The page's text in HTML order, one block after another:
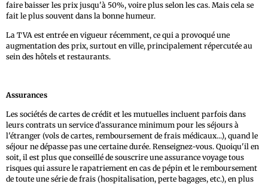
faire baisser les prix jusqu'à 50%, voire plus selon les cas. Mais cela se
fait le plus souvent dans la bonne humeur.
La TVA est entrée en vigueur récemment, ce qui a provoqué une
augmentation des prix, surtout en ville, principalement répercutée au
sein des hôtels et restaurants.
Assurances
Les sociétés de cartes de crédit et les mutuelles incluent parfois dans
leurs contrats un service d'assurance minimum pour les séjours à
l'étranger (vols de cartes, remboursement de frais médicaux...), quand le
séjour ne dépasse pas une certaine durée. Renseignez-vous. Quoiqu'il en
soit, il est plus que conseillé de souscrire une assurance voyage tous
risques qui assure le rapatriement en cas de pépin et le remboursement
de toute une série de frais (hospitalisation, perte bagages, etc.), en plus